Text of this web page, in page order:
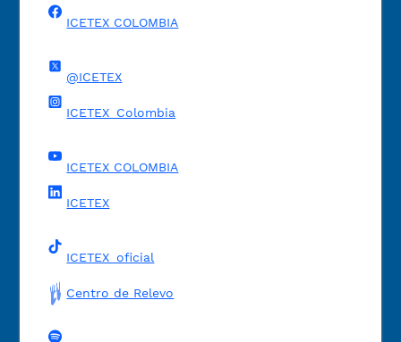
ICETEX COLOMBIA
@ICETEX
ICETEX_Colombia
ICETEX COLOMBIA
ICETEX
ICETEX_oficial
Centro de Relevo